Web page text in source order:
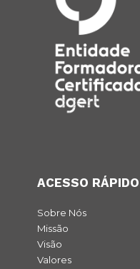
ACESSO RÁPIDO
Sobre Nós
Missão
Visão
Valores